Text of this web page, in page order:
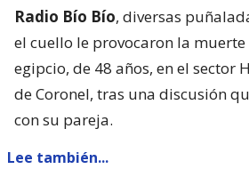
Radio Bío Bío, diversas
el cuello le provocaron la
egipcio, de 48 años, en el sector
de Coronel, tras una discusión
con su pareja.
Lee también...